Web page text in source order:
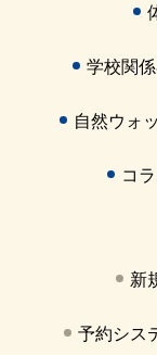
学校関
自然ウォ
コ
新
予約シス